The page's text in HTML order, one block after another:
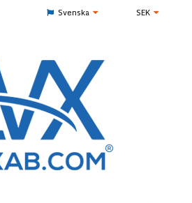
SEK
Svenska